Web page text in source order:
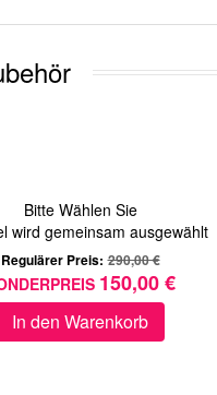
Bitte Wählen Sie
wird gemeinsam ausgewählt
Regulärer Preis: 290,00 €
150,00 €
In den Warenkorb